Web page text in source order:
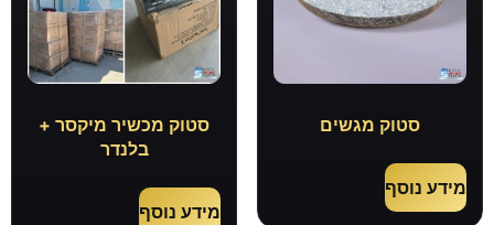
סטוק מגשים
מידע נוסף
סטוק מכשיר מיקסר +
בלנדר
מידע נוסף